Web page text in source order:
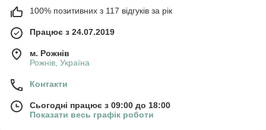
100% позитивних з 117 відгуків за рік
Працює з 24.07.2019
м. Рожнів
Рожнів, Україна
Контакти
Сьогодні працює з 09:00 до 18:00
Показати весь графік роботи